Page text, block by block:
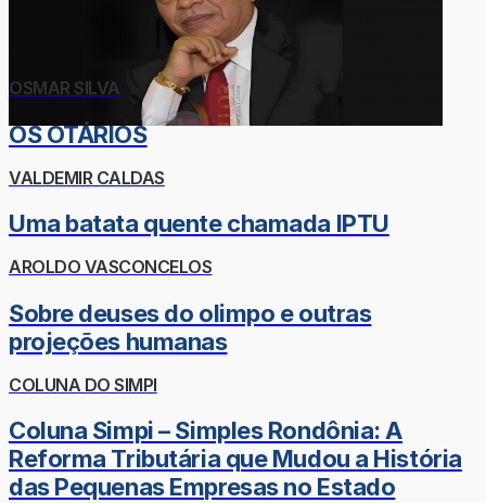
OSMAR SILVA
OS OTÁRIOS
VALDEMIR CALDAS
Uma batata quente chamada IPTU
AROLDO VASCONCELOS
Sobre deuses do olimpo e outras
projeções humanas
COLUNA DO SIMPI
Coluna Simpi – Simples Rondônia: A
Reforma Tributária que Mudou a História
das Pequenas Empresas no Estado